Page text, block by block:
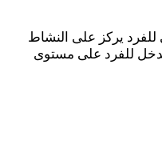
للفرد يركز على النشاط
للفرد على مستوى